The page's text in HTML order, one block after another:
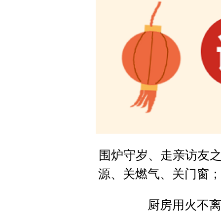
围炉守岁、走亲访友
源、关燃气、关门窗
厨房用火不